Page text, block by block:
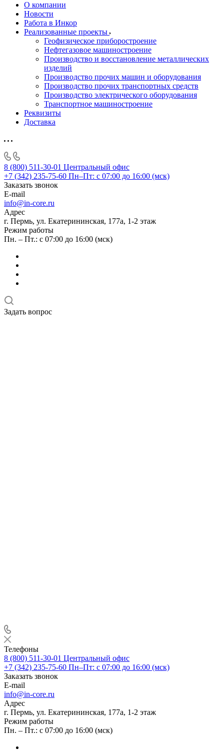
О компании
Новости
Работа в Инкор
Реализованные проекты
Геофизическое приборостроение
Нефтегазовое машиностроение
Производство и восстановление металлических
изделий
Производство прочих машин и оборудования
Производство прочих транспортных средств
Производство электрического оборудования
Транспортное машиностроение
Реквизиты
Доставка
8 (800) 511-30-01 Центральный офис
+7 (342) 235-75-60 Пн–Пт: с 07:00 до 16:00 (мск)
Заказать звонок
E-mail
info@in-core.ru
Адрес
г. Пермь, ул. ​Екатерининская, 177а, ​1-2 этаж
Режим работы
Пн. – Пт.: с 07:00 до 16:00 (мск)
Задать вопрос
Телефоны
8 (800) 511-30-01 Центральный офис
+7 (342) 235-75-60 Пн–Пт: с 07:00 до 16:00 (мск)
Заказать звонок
E-mail
info@in-core.ru
Адрес
г. Пермь, ул. ​Екатерининская, 177а, ​1-2 этаж
Режим работы
Пн. – Пт.: с 07:00 до 16:00 (мск)